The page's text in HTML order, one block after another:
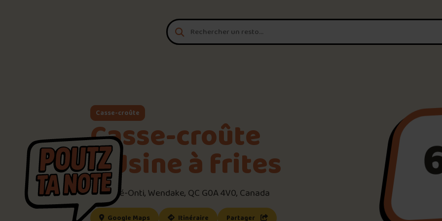
T'es un vrai
Connecte-toipour POUTZ ta
Trouve une POUTZ sur la
Palmarès des meilleures
Casse-croûte
Casse-croûte
L’Usine à frites
640 Oné-Onti, Wendake, QC G0A 4V0, Canada
Google Maps (ce lien s’ouvrira dans une nouvelle fenêtre)
Itinéraire (ce lien s’ouvrira dans une nouvelle fenêtre)
Partager